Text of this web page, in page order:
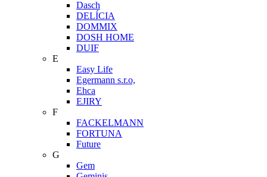
Dasch
DELÍCIA
DOMMIX
DOSH HOME
DUIF
E
Easy Life
Egermann s.r.o,
Ehca
EJIRY
F
FACKELMANN
FORTUNA
Future
G
Gem